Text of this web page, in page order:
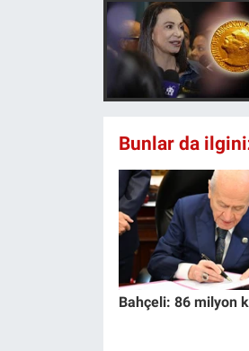
Bunlar da
Bahçeli: 86 milyon